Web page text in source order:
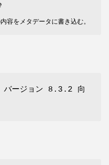
容をメタデータに書き込む。
バージョン 8.3.2 向